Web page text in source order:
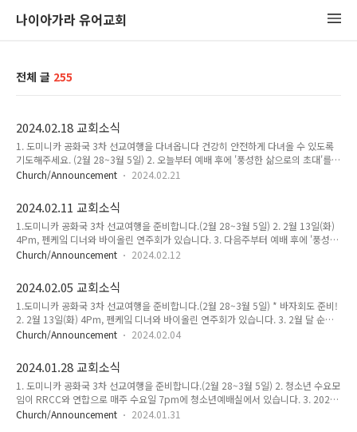
나이아가라 유어교회
전체 글 255
2024.02.18 교회소식
1. 도미니카 공화국 3차 선교여행을 다녀옵니다 건강히 안전하게 다녀올 수 있도록
기도해주세요. (2월 28~3월 5일) 2. 오늘부터 예배 후에 '풍성한 삶으로의 초대'를
함께 공부합니다.(성인, 어린이 함께) 3. 매월 셋째주 토요일 오전 8시에 도미니카 공
Church/Announcement 2024.02.21
2024.02.11 교회소식
1.도미니카 공화국 3차 선교여행을 준비합니다.(2월 28~3월 5일) 2. 2월 13일(화)
4Pm, 펜케잌 디너와 바이올린 연주회가 있습니다. 3. 다음주부터 예배 후에 '풍성한
삶으로의 초대'를 함께 공부합니다.(성인, 어린이 함께) 4. 오늘 예배 후에는 함께 떡
Church/Announcement 2024.02.12
2024.02.05 교회소식
1.도미니카 공화국 3차 선교여행을 준비합니다.(2월 28~3월 5일) * 바자회도 준비!
2. 2월 13일(화) 4Pm, 펜케잌 디너와 바이올린 연주회가 있습니다. 3. 2월 달 순모
임은 2월 9일 저녁 7시에 모입니다. *순모임은 매월 1회 모입니다. 4. 다음주일부터
선교헌금 봉투를 특별하게 만들었습니다. 앞으로 봉투를 사용 해주세요!
Church/Announcement 2024.02.04
2024.01.28 교회소식
1. 도미니카 공화국 3차 선교여행을 준비합니다.(2월 28~3월 5일) 2. 청소년 수요모
임이 RRCC와 연합으로 매주 수요일 7pm에 청소년예배실에서 있습니다. 3. 2024
년 선교헌금을 작정하는 시간을 다음주까지 2주동안 가지려고 합니다. 4. 2월달 순
Church/Announcement 2024.01.31